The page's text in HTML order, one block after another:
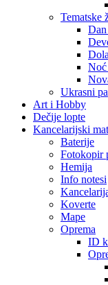
Tematske
Noć
Ukrasni
Art i Hobby
Dečije lopte
Kancelarijski
Baterije
Fotokopir
Hemija
Info notesi
Koverte
Mape
Oprema
ID